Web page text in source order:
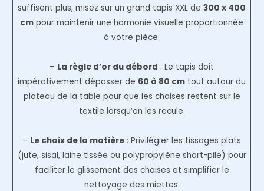
suffisent plus, misez sur un grand tapis XXL de300 x 400
cm pour maintenir une harmonie visuelle proportionnée
à votre pièce.
– La règle d’or du débord : Le tapis doit
impérativement dépasser de 60 à 80 cm tout autour du
plateau de la table pour que les chaises restent sur le
textile lorsqu’on les recule.
– Le choix de la matière : Privilégier les tissages plats
(jute, sisal, laine tissée ou polypropylène short-pile) pour
faciliter le glissement des chaises et simplifier le
nettoyage des miettes.